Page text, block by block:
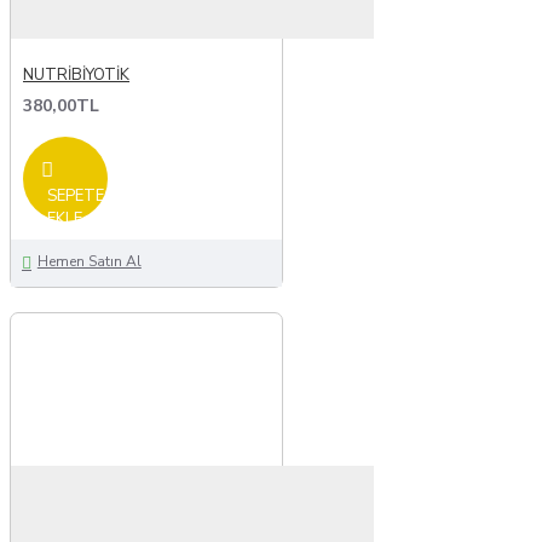
NUTRİBİYOTİK
380,00TL
SEPETE
EKLE
Hemen Satın Al